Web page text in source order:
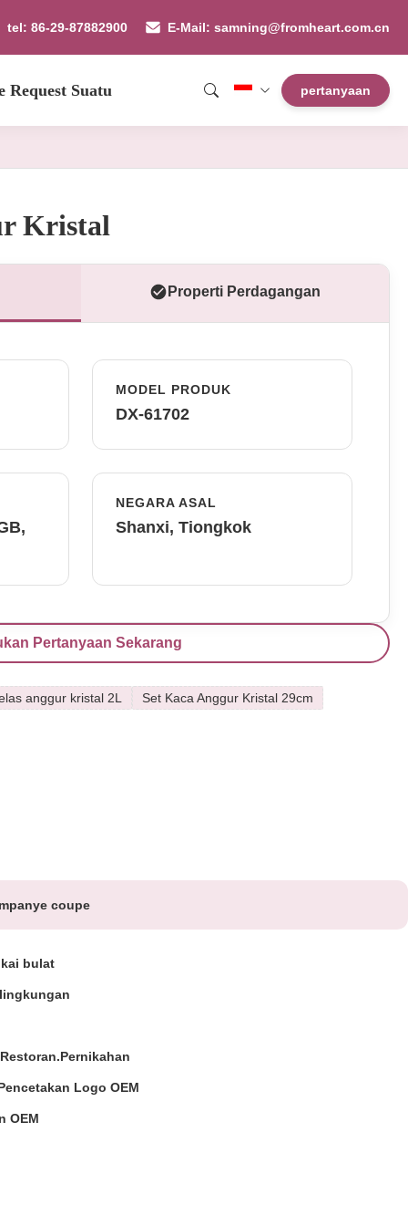
tel: 86-29-87882900 E-Mail: samning@fromheart.com.cn
Request Suatu pertanyaan
Kristal
Properti Perdagangan
MODEL PRODUK
DX-61702
NEGARA ASAL
Shanxi, Tiongkok
Pertanyaan Sekarang
anggur kristal 2L Set Kaca Anggur Kristal 29cm
coupe
bulat
Logo OEM
OEM